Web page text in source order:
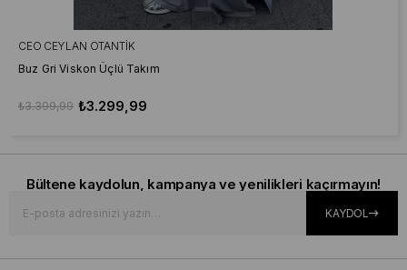
CEO CEYLAN OTANTIK
Buz Gri Viskon Üçlü Takım
₺3.299,99
₺3.399,99
Bültene kaydolun, kampanya ve yenilikleri kaçırmayın!
KAYDOL